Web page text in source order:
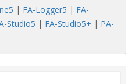
| FA-Logger5 | FA-
Studio5 | FA-Studio5+ | PA-